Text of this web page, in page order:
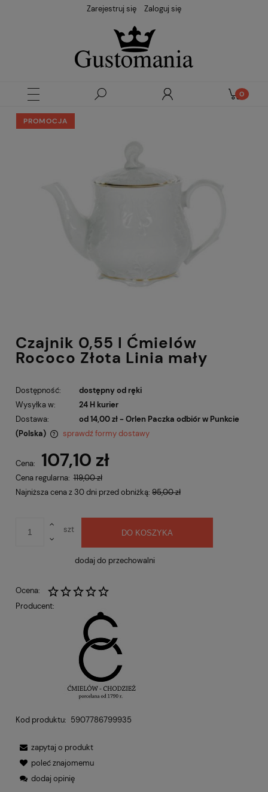
Zarejestruj się Zaloguj się
PROMOCJA
Czajnik 0,55 l Ćmielów
Rococo Złota Linia mały
Dostępność:
dostępny od ręki
Wysyłka w:
24 H kurier
Dostawa:
od 14,00 zł - Orlen Paczka odbiór w Punkcie
(Polska)
sprawdź formy dostawy
Cena: 107,10 zł
Cena regularna: 119,00 zł
Najniższa cena z 30 dni przed obniżką: 95,00 zł
szt DO KOSZYKA
dodaj do przechowalni
Ocena:
Producent:
Kod produktu: 5907786799935
zapytaj o produkt
poleć znajomemu
dodaj opinię